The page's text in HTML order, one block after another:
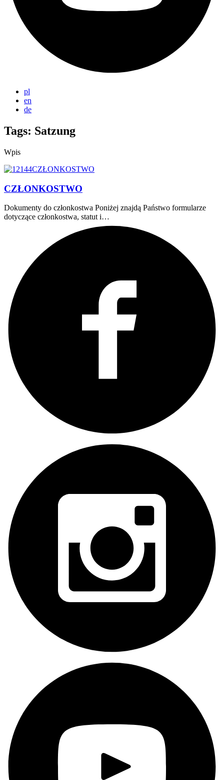
pl
en
de
Tags: Satzung
Wpis
CZŁONKOSTWO
Dokumenty do członkostwa Poniżej znajdą Państwo formularze
dotyczące członkostwa, statut i…